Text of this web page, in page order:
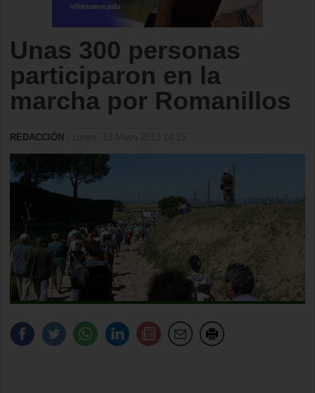
Unas 300 personas
participaron en la
marcha por Romanillos
REDACCIÓN